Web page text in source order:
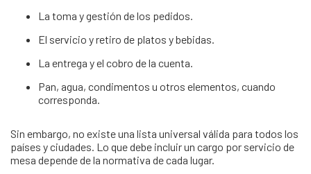
La toma y gestión de los pedidos.
El servicio y retiro de platos y bebidas.
La entrega y el cobro de la cuenta.
Pan, agua, condimentos u otros elementos, cuando
corresponda.
Sin embargo, no existe una lista universal válida para todos los
países y ciudades. Lo que debe incluir un cargo por servicio de
mesa depende de la normativa de cada lugar.